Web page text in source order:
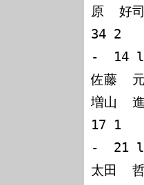
原  好司
34 2
-  14
佐藤
増山
17 1
-  21
太田